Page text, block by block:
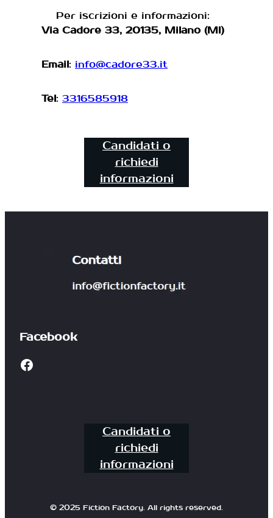
Per iscrizioni e informazioni:
Via Cadore 33, 20135, Milano (MI)
Email: info@cadore33.it
Tel: 3316585918
Candidati o
richiedi
informazioni
Facebook
Facebook
Candidati o
richiedi
informazioni
© 2025 Fiction Factory. All rights reserved.